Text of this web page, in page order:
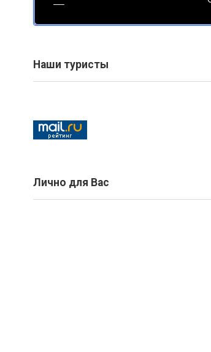
Наши туристы
Лично для Вас